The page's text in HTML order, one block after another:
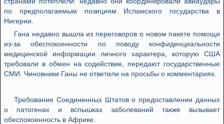
по предполагаемым позициям Исламского государства в
Нигерии.
Гана недавно вышла из переговоров о новом пакете помощи
из-за обеспокоенности по поводу конфиденциальности
медицинской информации личного характера, которую США
требовали в обмен на содействие, передают государственные
СМИ. Чиновники Ганы не ответили на просьбы о комментариях.
Требование Соединенных Штатов о предоставлении данных
о патогенах и вспышках заболеваний также вызывает
обеспокоенность в Африке.